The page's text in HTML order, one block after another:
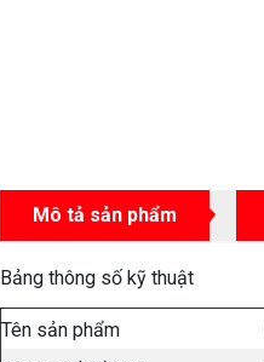
Mô tả sản phẩm
Bảng thông số kỹ thuật
Tên sản phẩm